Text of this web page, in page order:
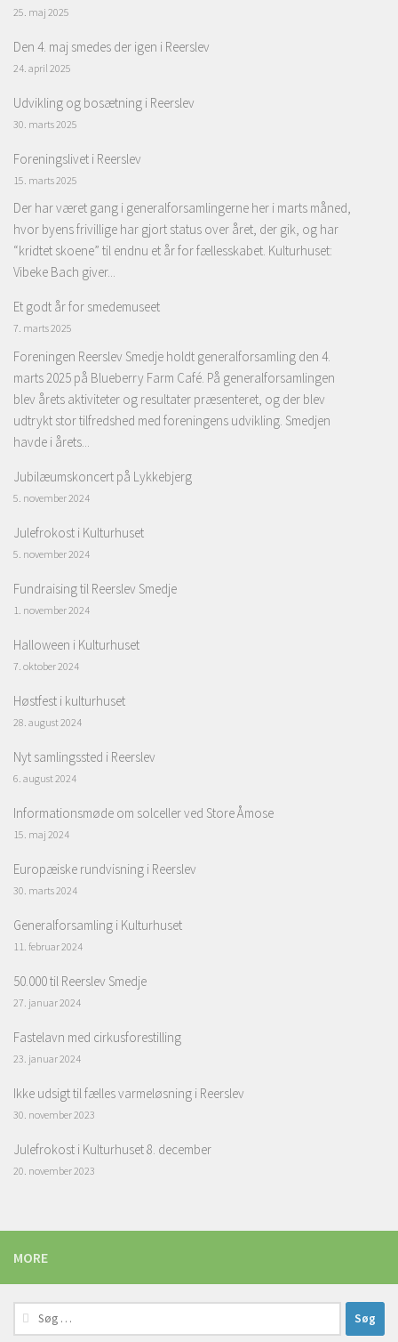
25. maj 2025
Den 4. maj smedes der igen i Reerslev
24. april 2025
Udvikling og bosætning i Reerslev
30. marts 2025
Foreningslivet i Reerslev
15. marts 2025
Der har været gang i generalforsamlingerne her i marts måned,
hvor byens frivillige har gjort status over året, der gik, og har
“kridtet skoene” til endnu et år for fællesskabet. Kulturhuset:
Vibeke Bach giver...
Et godt år for smedemuseet
7. marts 2025
Foreningen Reerslev Smedje holdt generalforsamling den 4.
marts 2025 på Blueberry Farm Café. På generalforsamlingen
blev årets aktiviteter og resultater præsenteret, og der blev
udtrykt stor tilfredshed med foreningens udvikling. Smedjen
havde i årets...
Jubilæumskoncert på Lykkebjerg
5. november 2024
Julefrokost i Kulturhuset
5. november 2024
Fundraising til Reerslev Smedje
1. november 2024
Halloween i Kulturhuset
7. oktober 2024
Høstfest i kulturhuset
28. august 2024
Nyt samlingssted i Reerslev
6. august 2024
Informationsmøde om solceller ved Store Åmose
15. maj 2024
Europæiske rundvisning i Reerslev
30. marts 2024
Generalforsamling i Kulturhuset
11. februar 2024
50.000 til Reerslev Smedje
27. januar 2024
Fastelavn med cirkusforestilling
23. januar 2024
Ikke udsigt til fælles varmeløsning i Reerslev
30. november 2023
Julefrokost i Kulturhuset 8. december
20. november 2023
MORE
Søg
efter: